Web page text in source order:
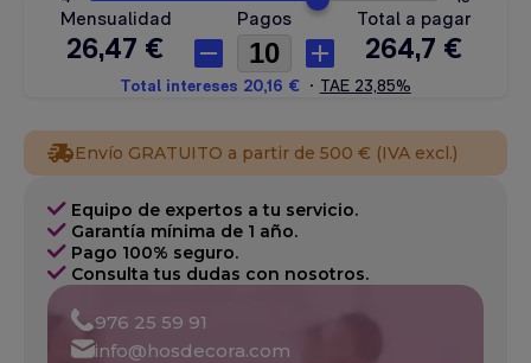
Envío GRATUITO a partir de 500 € (IVA excl.)
Equipo de expertos a tu servicio.
Garantía mínima de 1 año.
Pago 100% seguro.
Consulta tus dudas con nosotros.
976 25 59 91
info@hosdecora.com